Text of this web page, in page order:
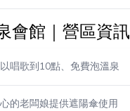
會館｜營區資訊
唱歌到10點、免費泡溫泉
的老闆娘提供遮陽傘使用